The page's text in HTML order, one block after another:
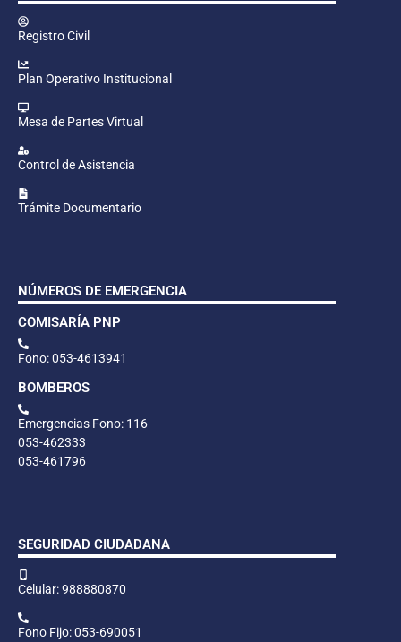
Registro Civil
Plan Operativo Institucional
Mesa de Partes Virtual
Control de Asistencia
Trámite Documentario
NÚMEROS DE EMERGENCIA
COMISARÍA PNP
Fono: 053-4613941
BOMBEROS
Emergencias Fono: 116
053-462333
053-461796
SEGURIDAD CIUDADANA
Celular: 988880870
Fono Fijo: 053-690051